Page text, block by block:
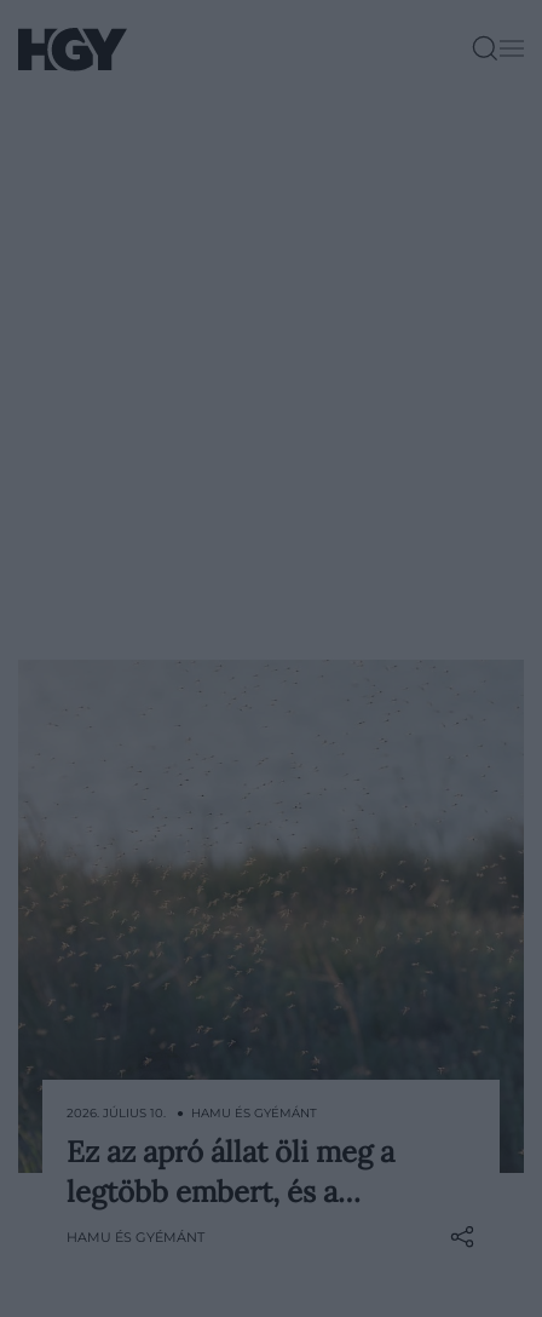
Míg a legtöbbünk számára a szúnyog csak
bosszantó nyári kellemetlenség, sok
területen komoly egészségügyi
kockázatot jelent. Ráadásul a meleg, párás
2026. JÚLIUS 10. ● HAMU ÉS GYÉMÁNT
Ez az apró állat öli meg a
legtöbb embert, és a…
HAMU ÉS GYÉMÁNT